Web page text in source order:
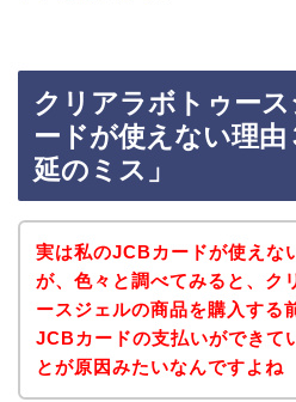
クリアラボトゥー
ードが使えない理由
延のミス」
実は私のJCBカードが使えな
が、色々と調べてみると、ク
ースジェルの商品を購入する
JCBカードの支払いができて
とが原因みたいなんですよね